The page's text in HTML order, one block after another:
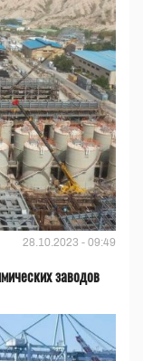
28.10.2023 - 09:49
заводов